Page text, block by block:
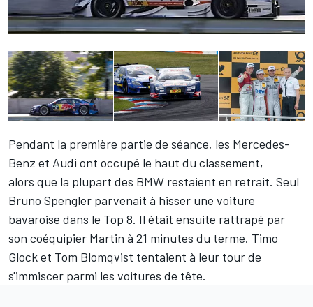
Pendant la première partie de séance, les Mercedes-
Benz et Audi ont occupé le haut du classement,
alors que la plupart des BMW restaient en retrait. Seul
Bruno Spengler parvenait à hisser une voiture
bavaroise dans le Top 8. Il était ensuite rattrapé par
son coéquipier Martin à 21 minutes du terme. Timo
Glock et Tom Blomqvist tentaient à leur tour de
s'immiscer parmi les voitures de tête.